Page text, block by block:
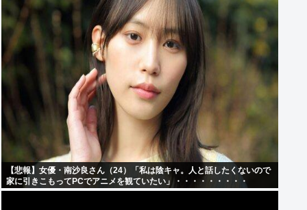
【悲報】女優・南沙良さん（24）「私は陰キャ。人と話したくないので
家に引きこもってPCでアニメを観ていたい」・・・・・・・・・